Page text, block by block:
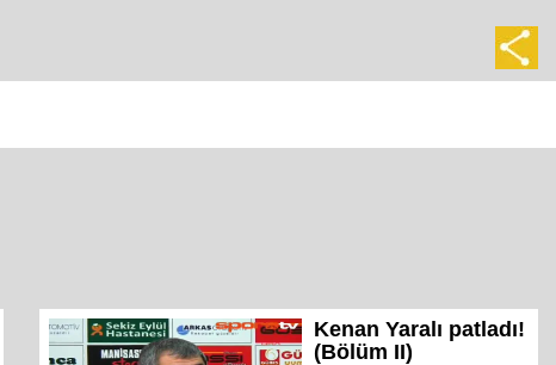
Kenan Yaralı patladı!
(Bölüm II)